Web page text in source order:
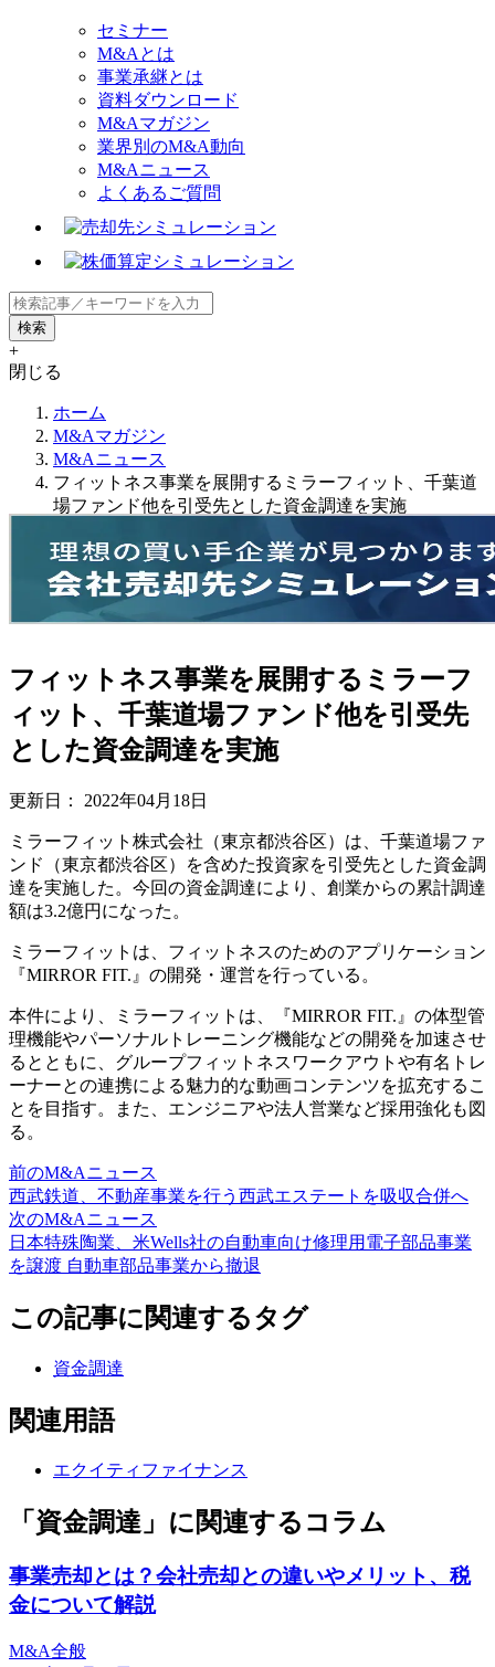
セミナー
M&Aとは
事業承継とは
資料ダウンロード
M&Aマガジン
業界別のM&A動向
M&Aニュース
よくあるご質問
+
閉じる
ホーム
M&Aマガジン
M&Aニュース
フィットネス事業を展開するミラーフィット、千葉道
場ファンド他を引受先とした資金調達を実施
フィットネス事業を展開するミラーフ
ィット、千葉道場ファンド他を引受先
とした資金調達を実施
更新日： 2022年04月18日
ミラーフィット株式会社（東京都渋谷区）は、千葉道場ファ
ンド（東京都渋谷区）を含めた投資家を引受先とした資金調
達を実施した。今回の資金調達により、創業からの累計調達
額は3.2億円になった。
ミラーフィットは、フィットネスのためのアプリケーション
『MIRROR FIT.』の開発・運営を行っている。
本件により、ミラーフィットは、『MIRROR FIT.』の体型管
理機能やパーソナルトレーニング機能などの開発を加速させ
るとともに、グループフィットネスワークアウトや有名トレ
ーナーとの連携による魅力的な動画コンテンツを拡充するこ
とを目指す。また、エンジニアや法人営業など採用強化も図
る。
前のM&Aニュース
西武鉄道、不動産事業を行う西武エステートを吸収合併へ
次のM&Aニュース
日本特殊陶業、米Wells社の自動車向け修理用電子部品事業
を譲渡 自動車部品事業から撤退
この記事に関連するタグ
資金調達
関連用語
エクイティファイナンス
「資金調達」に関連するコラム
事業売却とは？会社売却との違いやメリット、税
金について解説
M&A全般